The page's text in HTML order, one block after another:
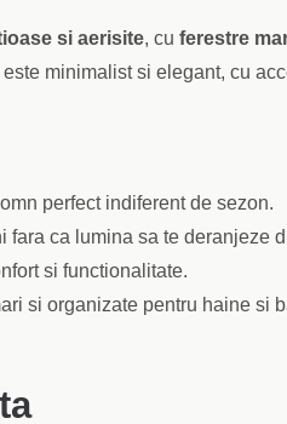
si aerisite, cu ferestre
minimalist si elegant, cu
perfect indiferent de sezon.
fara ca lumina sa te deranjeze
si functionalitate.
si organizate pentru haine si